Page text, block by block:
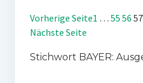
Vorherige Seite1 … 55 56 57
Nächste Seite
Stichwort BAYER: